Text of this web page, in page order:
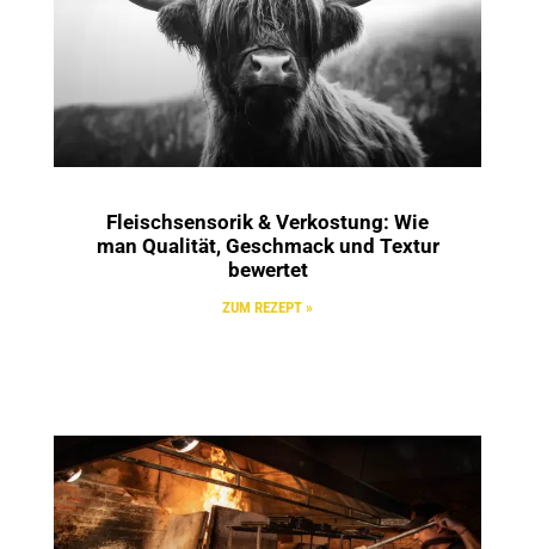
Fleischsensorik & Verkostung: Wie
man Qualität, Geschmack und Textur
bewertet
ZUM REZEPT »